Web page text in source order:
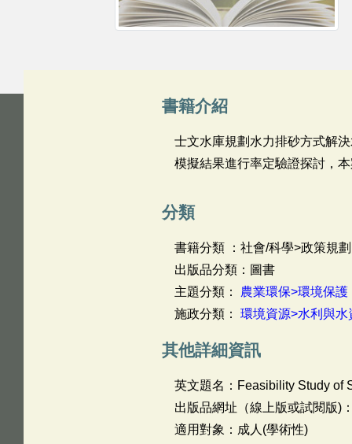
書籍介紹
士文水庫規劃水力排砂方式解
模擬結果進行率定驗證探討，
分類
書籍分類 ：社會/科學>政策規劃
出版品分類：圖書
主題分類： 農業環保>環境保護
施政分類： 環境資源>水利與
其他詳細資訊
英文題名： Feasibility Study of
出版品網址（線上版或試閱版)
適用對象：成人(學術性)